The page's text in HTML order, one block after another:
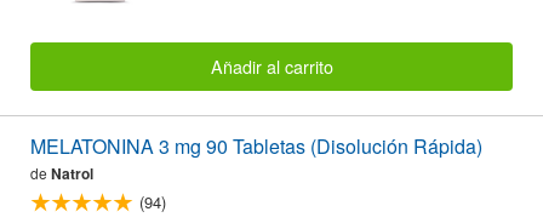
Añadir al carrito
MELATONINA 3 mg 90 Tabletas (Disolución Rápida)
de Natrol
(94)